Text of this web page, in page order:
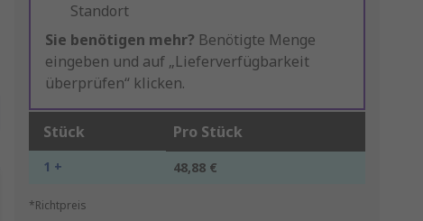
Standort
Sie benötigen mehr? Benötigte Menge
eingeben und auf „Lieferverfügbarkeit
überprüfen“ klicken.
Stück Pro Stück
1 + 48,88 €
*Richtpreis